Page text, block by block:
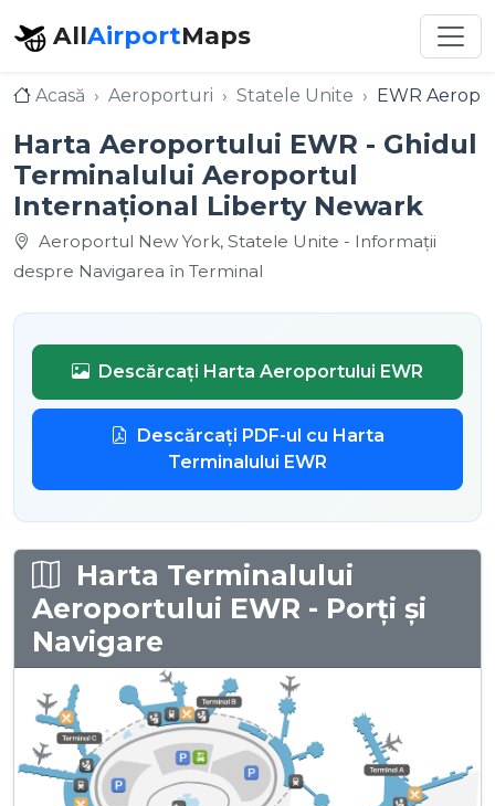
AllAirportMaps
Acasă Aeroporturi Statele Unite EWR
Harta Aeroportului EWR - Ghidul
Terminalului Aeroportul
Internațional Liberty Newark
Aeroportul New York, Statele Unite - Informații
despre Navigarea în Terminal
Descărcați Harta Aeroportului EWR
Descărcați PDF-ul cu Harta
Terminalului EWR
Harta Terminalului
Aeroportului EWR - Porți și
Navigare